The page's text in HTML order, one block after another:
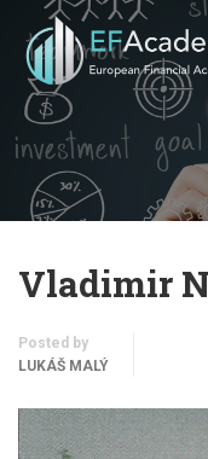
Vladimir
Posted by
LUKÁŠ MALÝ